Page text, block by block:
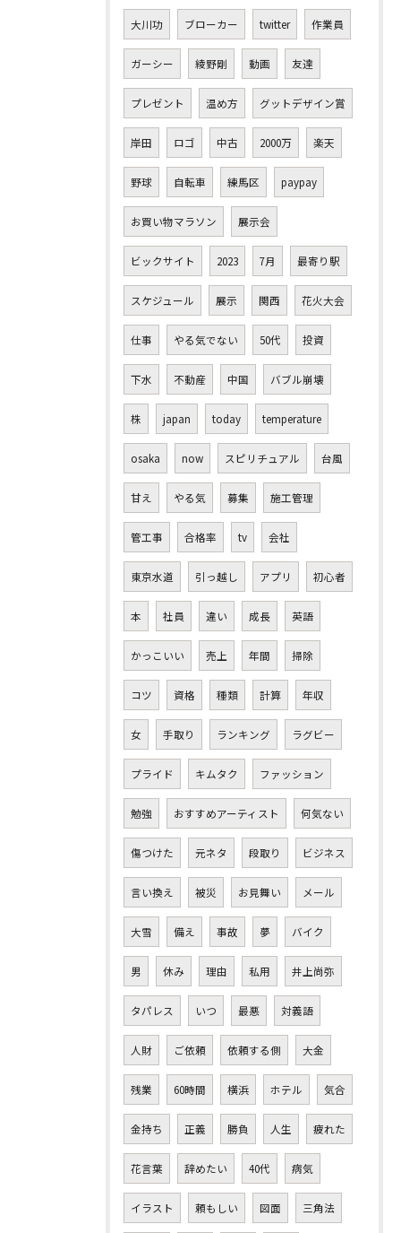
大川功 ブローカー twitter 作業員
ガーシー 綾野剛 動画 友達
プレゼント 温め方 グットデザイン賞
岸田 ロゴ 中古 2000万 楽天
野球 自転車 練馬区 paypay
お買い物マラソン 展示会
ビックサイト 2023 7月 最寄り駅
スケジュール 展示 関西 花火大会
仕事 やる気でない 50代 投資
下水 不動産 中国 バブル崩壊
株 japan today temperature
osaka now スピリチュアル 台風
甘え やる気 募集 施工管理
管工事 合格率 tv 会社
東京水道 引っ越し アプリ 初心者
本 社員 違い 成長 英語
かっこいい 売上 年間 掃除
コツ 資格 種類 計算 年収
女 手取り ランキング ラグビー
プライド キムタク ファッション
勉強 おすすめアーティスト 何気ない
傷つけた 元ネタ 段取り ビジネス
言い換え 被災 お見舞い メール
大雪 備え 事故 夢 バイク
男 休み 理由 私用 井上尚弥
タパレス いつ 最悪 対義語
人財 ご依頼 依頼する側 大金
残業 60時間 横浜 ホテル 気合
金持ち 正義 勝負 人生 疲れた
花言葉 辞めたい 40代 病気
イラスト 頼もしい 図面 三角法